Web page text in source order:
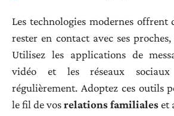
Les technologies modernes offrent
rester en contact avec ses
Utilisez les applications de
vidéo et les réseaux
régulièrement. Adoptez ces outils
le fil de vosrelations familialeset